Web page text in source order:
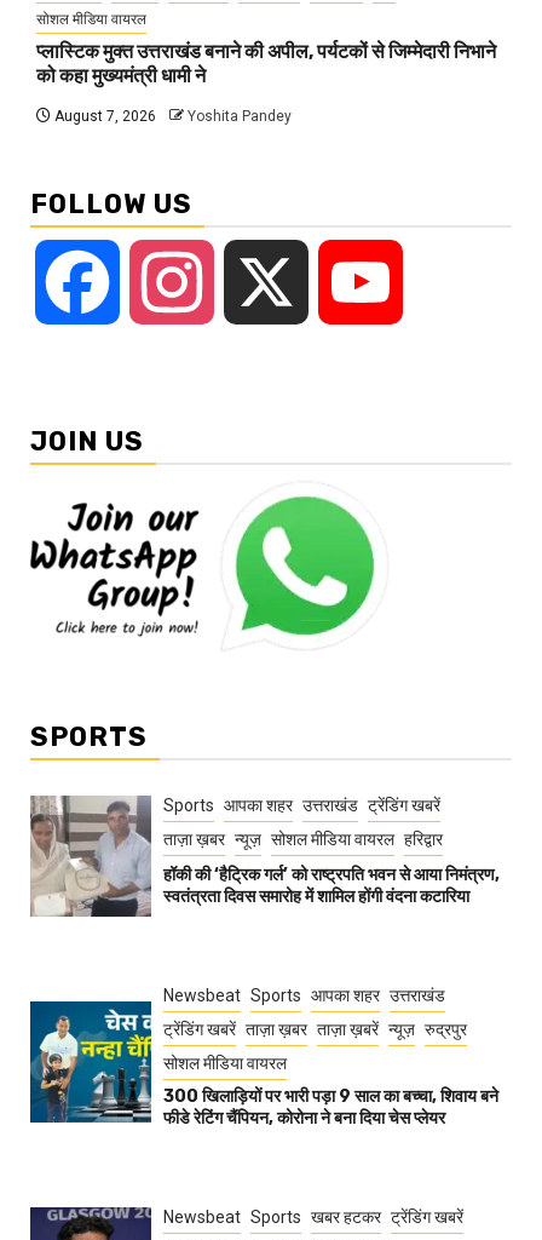
सोशल मीडिया वायरल
प्लास्टिक मुक्त उत्तराखंड बनाने की अपील, पर्यटकों से जिम्मेदारी निभाने
को कहा मुख्यमंत्री धामी ने
August 7, 2026 Yoshita Pandey
FOLLOW US
Facebook Instagram
JOIN US
SPORTS
Sports आपका शहर उत्तराखंड ट्रेंडिंग खबरें
ताज़ा ख़बर न्यूज़ सोशल मीडिया वायरल हरिद्वार
हॉकी की ‘हैट्रिक गर्ल’ को राष्ट्रपति भवन से आया निमंत्रण,
स्वतंत्रता दिवस समारोह में शामिल होंगी वंदना कटारिया
Newsbeat Sports आपका शहर उत्तराखंड
ट्रेंडिंग खबरें ताज़ा ख़बर ताज़ा ख़बरें न्यूज़ रुद्रपुर
सोशल मीडिया वायरल
300 खिलाड़ियों पर भारी पड़ा 9 साल का बच्चा, शिवाय बने
फीडे रेटिंग चैंपियन, कोरोना ने बना दिया चेस प्लेयर
Newsbeat Sports खबर हटकर ट्रेंडिंग खबरें